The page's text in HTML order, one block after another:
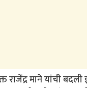
माने यांची